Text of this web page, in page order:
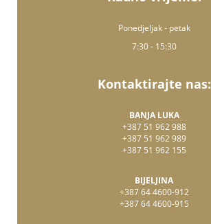
Ponedjeljak - petak
7:30 - 15:30
Kontaktirajte nas:
BANJA LUKA
+387 51 962 988
+387 51 962 989
+387 51 962 155
BIJELJINA
+387 64 4600-912
+387 64 4600-915